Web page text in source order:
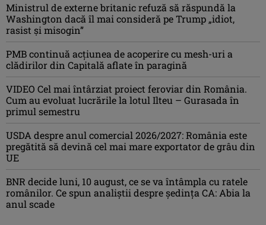
Ministrul de externe britanic refuză să răspundă la
Washington dacă îl mai consideră pe Trump „idiot,
rasist şi misogin”
PMB continuă acțiunea de acoperire cu mesh-uri a
clădirilor din Capitală aflate în paragină
VIDEO Cel mai întârziat proiect feroviar din România.
Cum au evoluat lucrările la lotul Ilteu – Gurasada în
primul semestru
USDA despre anul comercial 2026/2027: România este
pregătită să devină cel mai mare exportator de grâu din
UE
BNR decide luni, 10 august, ce se va întâmpla cu ratele
românilor. Ce spun analiștii despre ședința CA: Abia la
anul scade